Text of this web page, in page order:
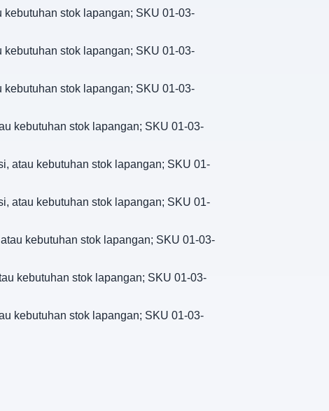
stok lapangan; SKU 01-03-
stok lapangan; SKU 01-03-
stok lapangan; SKU 01-03-
kebutuhan stok lapangan; SKU 01-03-
atau kebutuhan stok lapangan; SKU 01-
atau kebutuhan stok lapangan; SKU 01-
kebutuhan stok lapangan; SKU 01-03-
kebutuhan stok lapangan; SKU 01-03-
kebutuhan stok lapangan; SKU 01-03-